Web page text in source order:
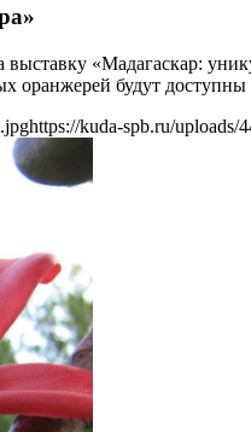
«Мадагаскар:
оранжерей будут доступны
https://kuda-spb.ru/uploads/